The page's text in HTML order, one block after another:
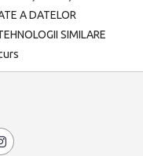
A DATELOR
SIMILARE